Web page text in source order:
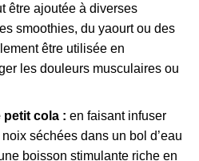
être ajoutée à diverses
smoothies, du yaourt ou des
être utilisée en
les douleurs musculaires ou
cola : en faisant infuser
séchées dans un bol d’eau
boisson stimulante riche en